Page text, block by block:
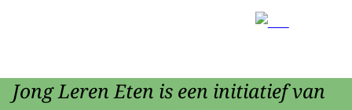
Jong Leren Eten is een initiatief van